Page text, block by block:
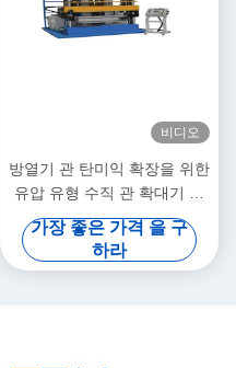
비디오
방열기 관 탄미익 확장을 위한
유압 유형 수직 관 확대기 기
계
가장 좋은 가격 을 구
하라